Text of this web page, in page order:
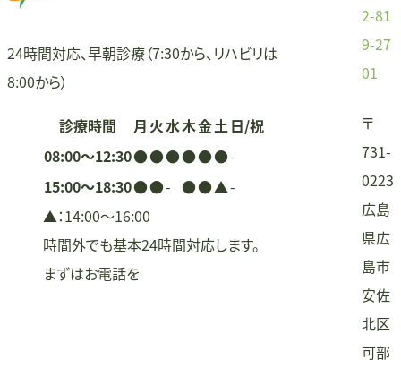
ー
シ
24時間対応、早朝診療（7:30から、リハビリは
8:00から）
診療時間 月 火水木金土日/祝
08:00〜12:30●●●●●●-
15:00〜18:30●●- ●●▲-
▲：14:00〜16:00
時間外でも基本24時間対応します。
まずはお電話を
2-81
9-27
01
〒
731-
0223
広島
県広
島市
安佐
北区
可部